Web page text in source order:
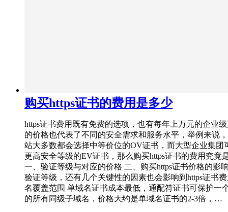
购买https证书的费用是多少
https证书费用既有免费的选项，也有每年上万元的企业
的价格也代表了不同的安全需求和服务水平，举例来说
站大多数都会选择中等价位的OV证书，而大型企业集团
更高安全等级的EV证书，那么购买https证书的费用究竟
一、验证等级与对应的价格 二、购买https证书价格的影
验证等级，还有几个关键性的因素也会影响到https证书
名覆盖范围 单域名证书成本最低，通配符证书可保护一
的所有同级子域名，价格大约是单域名证书的2-3倍，…